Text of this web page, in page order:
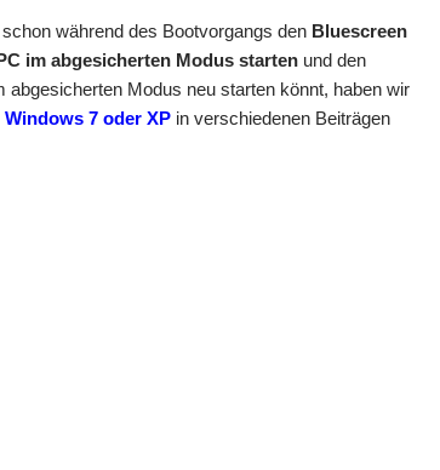
während des Bootvorgangs den Bluescreen
im abgesicherten Modus starten und den
Modus neu starten könnt, haben wir
Windows 7 oder XP in verschiedenen Beiträgen